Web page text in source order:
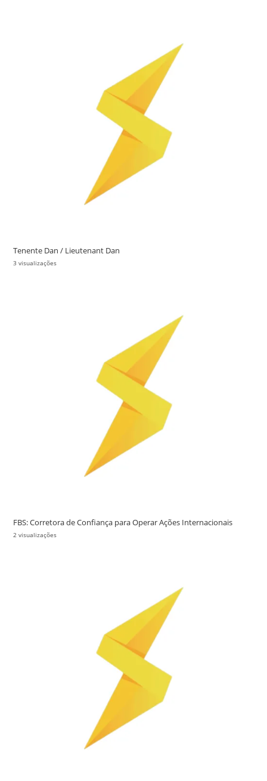
Tenente Dan / Lieutenant Dan
3 visualizações
FBS: Corretora de Confiança para Operar Ações Internacionais
2 visualizações